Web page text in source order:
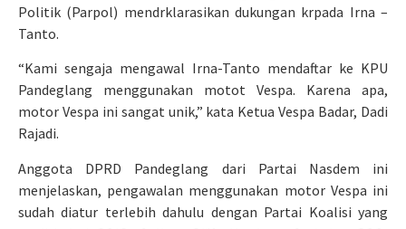
Politik (Parpol) mendrklarasikan dukungan krpada Irna –
Tanto.
“Kami sengaja mengawal Irna-Tanto mendaftar ke KPU
Pandeglang menggunakan motot Vespa. Karena apa,
motor Vespa ini sangat unik,” kata Ketua Vespa Badar, Dadi
Rajadi.
Anggota DPRD Pandeglang dari Partai Nasdem ini
menjelaskan, pengawalan menggunakan motor Vespa ini
sudah diatur terlebih dahulu dengan Partai Koalisi yang